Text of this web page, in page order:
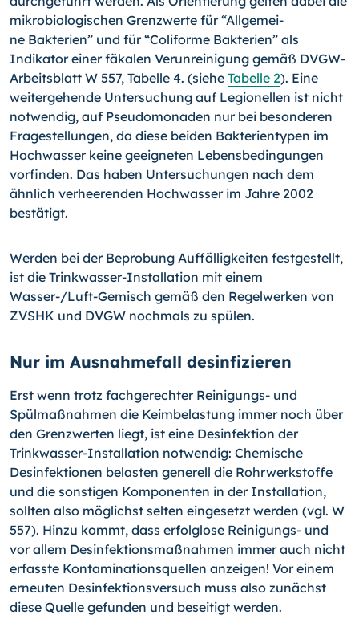
mikrobiologischen Grenzwerte für “Allgemei­
ne Bakterien” und für “Coliforme Bakterien” als
Indikator einer fäkalen Verunreinigung gemäß DVGW-
Arbeitsblatt W 557, Tabelle 4. (siehe Tabelle 2). Eine
weitergehende Untersuchung auf Legionellen ist nicht
notwendig, auf Pseudomonaden nur bei beson­deren
Fragestellungen, da diese beiden Bakterientypen im
Hochwasser keine geeigne­ten Lebensbedingungen
vorfinden. Das haben Untersuchungen nach dem
ähnlich ver­heerenden Hochwasser im Jahre 2002
bestätigt.
Werden bei der Beprobung Auffälligkeiten festgestellt,
ist die Trinkwasser-Installation mit einem
Wasser-/Luft-Gemisch gemäß den Regelwerken von
ZVSHK und DVGW nochmals zu spülen.
Nur im Ausnahmefall desinfizieren
Erst wenn trotz fachgerechter Reinigungs- und
Spülmaßnahmen die Keimbelastung immer noch über
den Grenzwerten liegt, ist eine Desinfektion der
Trinkwasser-Instal­lation notwendig: Chemische
Desinfektionen belasten generell die Rohrwerkstoffe
und die sonstigen Komponenten in der Installation,
sollten also möglichst selten eingesetzt werden (vgl. W
557). Hinzu kommt, dass erfolglose Reinigungs- und
vor allem Desin­fektionsmaßnahmen immer auch nicht
erfasste Kontaminationsquellen anzeigen! Vor einem
erneuten Desinfektionsversuch muss also zunächst
diese Quelle gefunden und beseitigt werden.